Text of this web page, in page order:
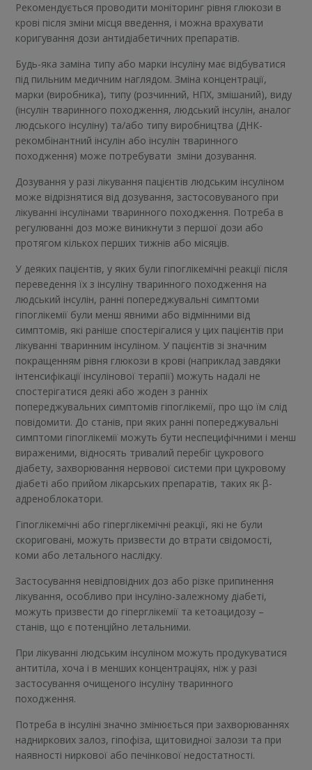
Рекомендується проводити моніторинг рівня глюкози в
крові після зміни місця введення, і можна врахувати
коригування дози антидіабетичних препаратів.
Будь-яка заміна типу або марки інсуліну має відбуватися
під пильним медичним наглядом. Зміна концентрації,
марки (виробника), типу (розчинний, НПХ, змішаний), виду
(інсулін тваринного походження, людський інсулін, аналог
людського інсуліну) та/або типу виробництва (ДНК-
рекомбінантний інсулін або інсулін тваринного
походження) може потребувати зміни дозування.
Дозування у разі лікування пацієнтів людським інсуліном
може відрізнятися від дозування, застосовуваного при
лікуванні інсулінами тваринного походження. Потреба в
регулюванні доз може виникнути з першої дози або
протягом кількох перших тижнів або місяців.
У деяких пацієнтів, у яких були гіпоглікемічні реакції після
переведення їх з інсуліну тваринного походження на
людський інсулін, ранні попереджувальні симптоми
гіпоглікемії були менш явними або відмінними від
симптомів, які раніше спостерігалися у цих пацієнтів при
лікуванні тваринним інсуліном. У пацієнтів зі значним
покращенням рівня глюкози в крові (наприклад завдяки
інтенсифікації інсулінової терапії) можуть надалі не
спостерігатися деякі або жоден з ранніх
попереджувальних симптомів гіпоглікемії, про що їм слід
повідомити. До станів, при яких ранні попереджувальні
симптоми гіпоглікемії можуть бути неспецифічними і менш
вираженими, відносять тривалий перебіг цукрового
діабету, захворювання нервової системи при цукровому
діабеті або прийом лікарських препаратів, таких як β-
адреноблокатори.
Гіпоглікемічні або гіперглікемічні реакції, які не були
скориговані, можуть призвести до втрати свідомості,
коми або летального наслідку.
Застосування невідповідних доз або різке припинення
лікування, особливо при інсуліно-залежному діабеті,
можуть призвести до гіперглікемії та кетоацидозу –
станів, що є потенційно летальними.
При лікуванні людським інсуліном можуть продукуватися
антитіла, хоча і в менших концентраціях, ніж у разі
застосування очищеного інсуліну тваринного
походження.
Потреба в інсуліні значно змінюється при захворюваннях
надниркових залоз, гіпофіза, щитовидної залози та при
наявності ниркової або печінкової недостатності.